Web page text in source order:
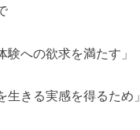
験への欲求を満たす」
生きる実感を得るため」